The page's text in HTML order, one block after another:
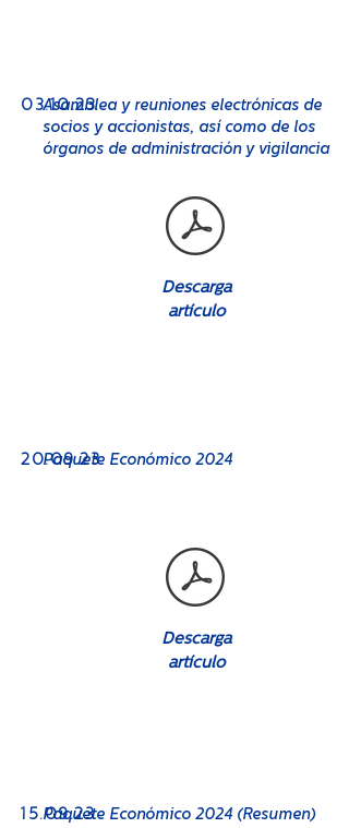
03.10.23
Asamblea y reuniones electrónicas de
socios y accionistas, así como de los
órganos de administración y vigilancia
Descarga
artículo
20.09.23
Paquete Económico 2024
Descarga
artículo
15.09.23
Paquete Económico 2024 (Resumen)